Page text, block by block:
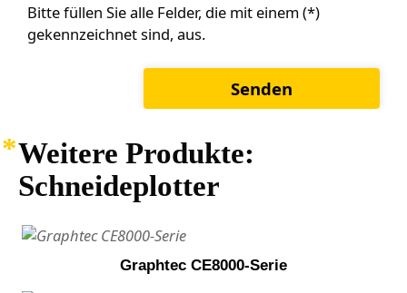
Bitte füllen Sie alle Felder, die mit einem (*)
gekennzeichnet sind, aus.
Weitere Produkte:
Schneideplotter
Graphtec CE8000-Serie